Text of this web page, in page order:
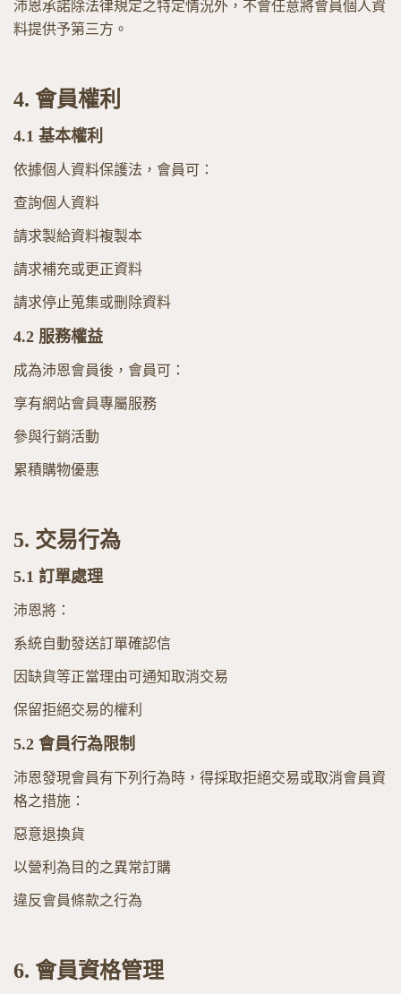
沛恩承諾除法律規定之特定情況外，不會任意將會員個人資
料提供予第三方。
4. 會員權利
4.1 基本權利
依據個人資料保護法，會員可：
查詢個人資料
請求製給資料複製本
請求補充或更正資料
請求停止蒐集或刪除資料
4.2 服務權益
成為沛恩會員後，會員可：
享有網站會員專屬服務
參與行銷活動
累積購物優惠
5. 交易行為
5.1 訂單處理
沛恩將：
系統自動發送訂單確認信
因缺貨等正當理由可通知取消交易
保留拒絕交易的權利
5.2 會員行為限制
沛恩發現會員有下列行為時，得採取拒絕交易或取消會員資
格之措施：
惡意退換貨
以營利為目的之異常訂購
違反會員條款之行為
6. 會員資格管理